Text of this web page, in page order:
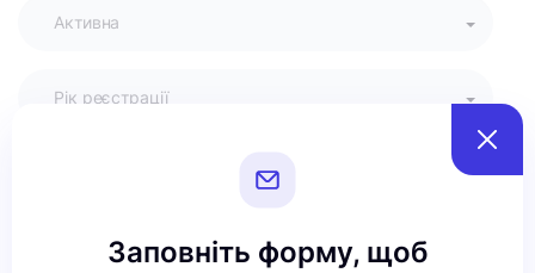
Активна
Рік реєстрації
Заповніть форму, щоб